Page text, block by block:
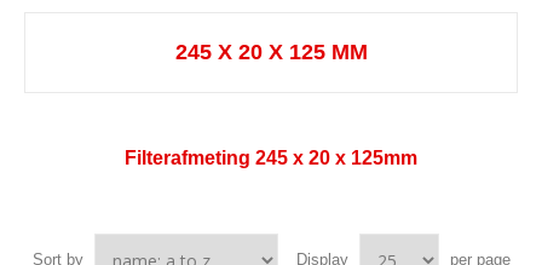
245 X 20 X 125 MM
Filterafmeting 245 x 20 x 125mm
Sort by Display per page